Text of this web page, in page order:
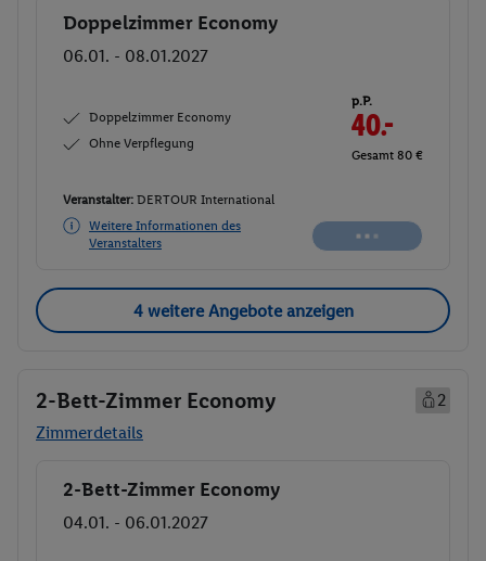
Buchen
Doppelzimmer Economy
06.01. - 08.01.2027
Doppelzimmer Economy
Ohne Verpflegung
p.P.
40.-
Gesamt 80 €
Veranstalter: DERTOUR International
Weitere Informationen des
Veranstalters
4 weitere Angebote anzeigen
2-Bett-Zimmer Economy
2
Zimmerdetails
Buchen
2-Bett-Zimmer Economy
04.01. - 06.01.2027